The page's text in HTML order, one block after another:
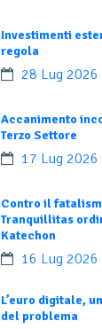
Investimenti
regola
28 Lug 2026
Accanimento
Terzo Settore
17 Lug 2026
Contro il
Tranquillitas
Katechon
16 Lug 2026
L’euro digitale,
del problema